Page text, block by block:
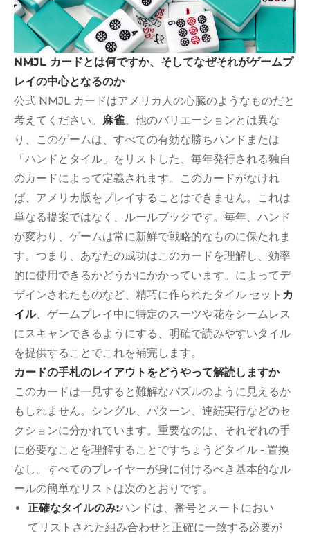
NMJL カードとは何ですか、そしてなぜそれがゲームプ
レイの中心となるのか
公式 NMJL カードはアメリカ人の心臓のようなものだと
考えてください。 麻雀。他のバリエーションとは異な
り、このゲームは、すべての有効な勝ちハンドまたは
「ハンドとタイル」をリストした、毎年発行される独自
のカードによって定義されます。このカードがなけれ
ば、アメリカ版をプレイすることはできません。これは
単なる提案ではなく、ルールブックです。毎年、ハンド
が変わり、ゲームは常に新鮮で戦略的なものに保たれま
す。つまり、あなたの成功はこのカードを理解し、効率
的に使用できるかどうかにかかっています。によってデ
ザインされたものなど、精巧に作られたタイル セット カ
イル、ゲームプレイ中に特定のスーツや花をシームレス
にスキャンできるようにする、明確で読みやすいタイル
を提供することでこれを補完します。
カードの手札のレイアウトをどうやって解読しますか
このカードは一見すると難解なパズルのように見えるか
もしれません。シングル、パターン、連続実行などのセ
クションに分かれています。重要なのは、それぞれの手
に必要なことを理解することですちょうどタイル - 置換
なし。すべてのプレイヤーが身に付けるべき基本的なル
ールの簡単なリストは次のとおりです。
正確なタイルのみ:ハンドは、番号とスートにおい
てリストされた組み合わせと正確に一致する必要が